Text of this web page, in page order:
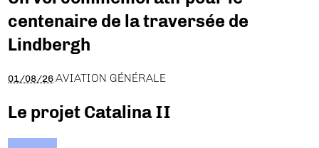
centenaire de la traversée de
Lindbergh
01/08/26 AVIATION GÉNÉRALE
Le projet Catalina II